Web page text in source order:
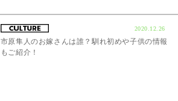
2020.12.26
市原隼人のお嫁さんは誰？馴れ初めや子供の情報
もご紹介！